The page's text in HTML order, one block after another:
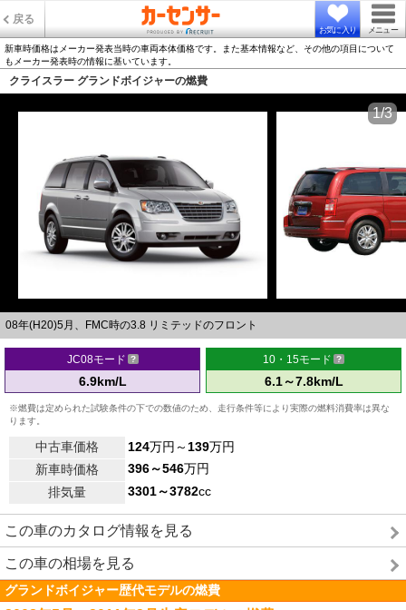
戻る
お気に入り メニュー
新車時価格はメーカー発表当時の車両本体価格です。また基本情報など、その他の項目について
もメーカー発表時の情報に基いています。
クライスラー グランドボイジャーの燃費
08年(H20)5月、FMC時の3.8 リミテッドのフロント
1/3
JC08モード
6.9km/L
10・15モード
6.1～7.8km/L
※燃費は定められた試験条件の下での数値のため、走行条件等により実際の燃料消費率は異な
ります。
中古車価格 124万円～139万円
新車時価格
396～546万円
排気量
3301～3782cc
この車のカタログ情報を見る
この車の相場を見る
グランドボイジャー歴代モデルの燃費